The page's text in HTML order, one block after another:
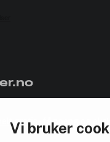
Vi bruker
gratis - få poeng og